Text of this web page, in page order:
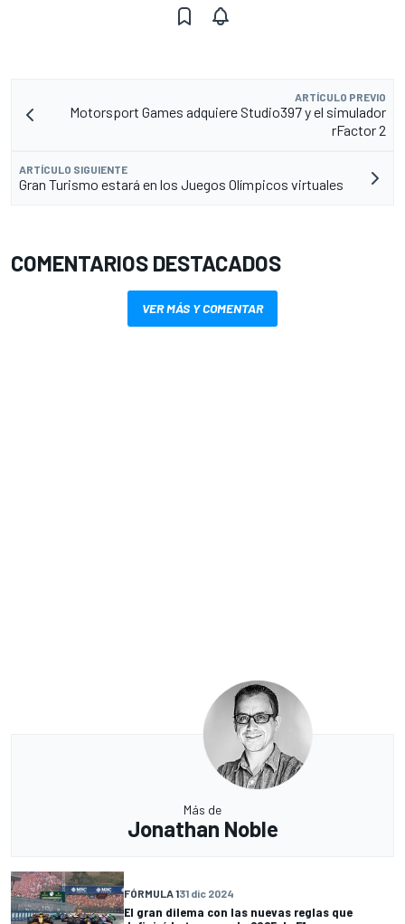
ARTÍCULO PREVIO
Motorsport Games adquiere Studio397 y el simulador
rFactor 2
ARTÍCULO SIGUIENTE
Gran Turismo estará en los Juegos Olímpicos virtuales
COMENTARIOS DESTACADOS
VER MÁS Y COMENTAR
Más de
Jonathan Noble
FÓRMULA 131 dic 2024
El gran dilema con las nuevas reglas que